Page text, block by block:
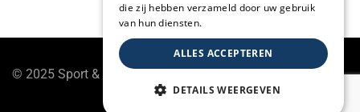
© 2025 Sport & Fitness Geldermalsen. Ontwikkeld Door
WEBZIES
die zij hebben verzameld door uw gebruik
van hun diensten.
ALLES ACCEPTEREN
DETAILS WEERGEVEN